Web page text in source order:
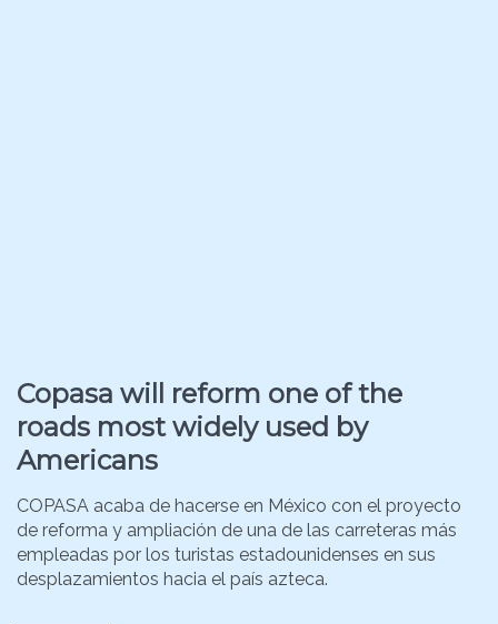
Copasa will reform one of the
roads most widely used by
Americans
COPASA acaba de hacerse en México con el proyecto
de reforma y ampliación de una de las carreteras más
empleadas por los turistas estadounidenses en sus
desplazamientos hacia el país azteca.